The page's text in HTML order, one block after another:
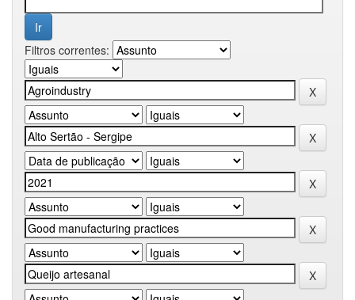
Filtros correntes: